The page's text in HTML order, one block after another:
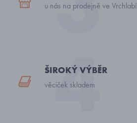
u nás na prodejně ve Vrchlabí
ŠIROKÝ VÝBĚR
věciček skladem